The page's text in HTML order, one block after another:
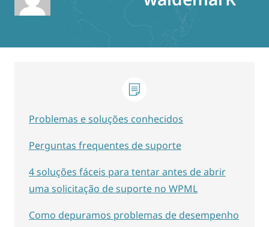
Problemas e soluções conhecidos
Perguntas frequentes de suporte
4 soluções fáceis para tentar antes de abrir
uma solicitação de suporte no WPML
Como depuramos problemas de desempenho